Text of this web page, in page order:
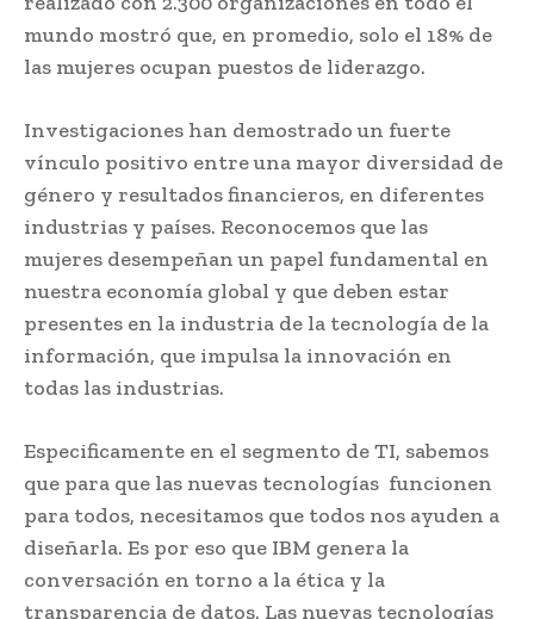
mundo mostró que, en promedio, solo el 18% de
las mujeres ocupan puestos de liderazgo.
Investigaciones han demostrado un fuerte
vínculo positivo entre una mayor diversidad de
género y resultados financieros, en diferentes
industrias y países. Reconocemos que las
mujeres desempeñan un papel fundamental en
nuestra economía global y que deben estar
presentes en la industria de la tecnología de la
información, que impulsa la innovación en
todas las industrias.
Especificamente en el segmento de TI, sabemos
que para que las nuevas tecnologías funcionen
para todos, necesitamos que todos nos ayuden a
diseñarla. Es por eso que IBM genera la
conversación en torno a la ética y la
transparencia de datos. Las nuevas tecnologías